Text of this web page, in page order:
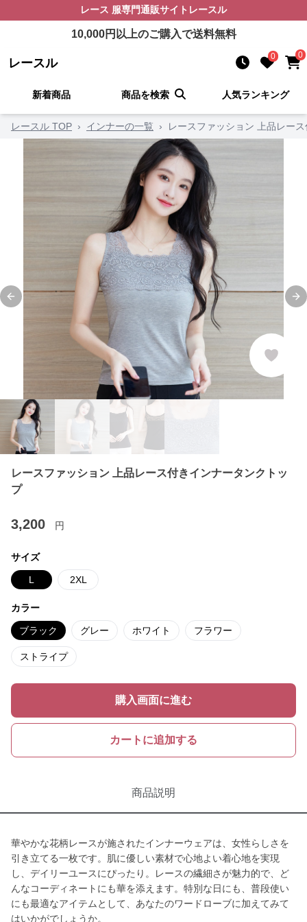
レース 服専門通販サイト レースル
10,000円以上のご購入で送料無料
レースル 0 0
新着商品 商品を検索 人気ランキング
レースル TOP › インナーの一覧 › レースファッション 上品レー
Previous slide
レースファッション 上品レース付きインナータンクトッ
プ
3,200 円
サイズ
L 2XL
カラー
ブラック グレー ホワイト フラワー
ストライプ
購入画面に進む
カートに追加する
商品説明
華やかな花柄レースが施されたインナーウェアは、女性らしさを
引き立てる一枚です。肌に優しい素材で心地よい着心地を実現
し、デイリーユースにぴったり。レースの繊細さが魅力的で、ど
んなコーディネートにも華を添えます。特別な日にも、普段使い
にも最適なアイテムとして、あなたのワードローブに加えてみて
はいかがでしょうか。